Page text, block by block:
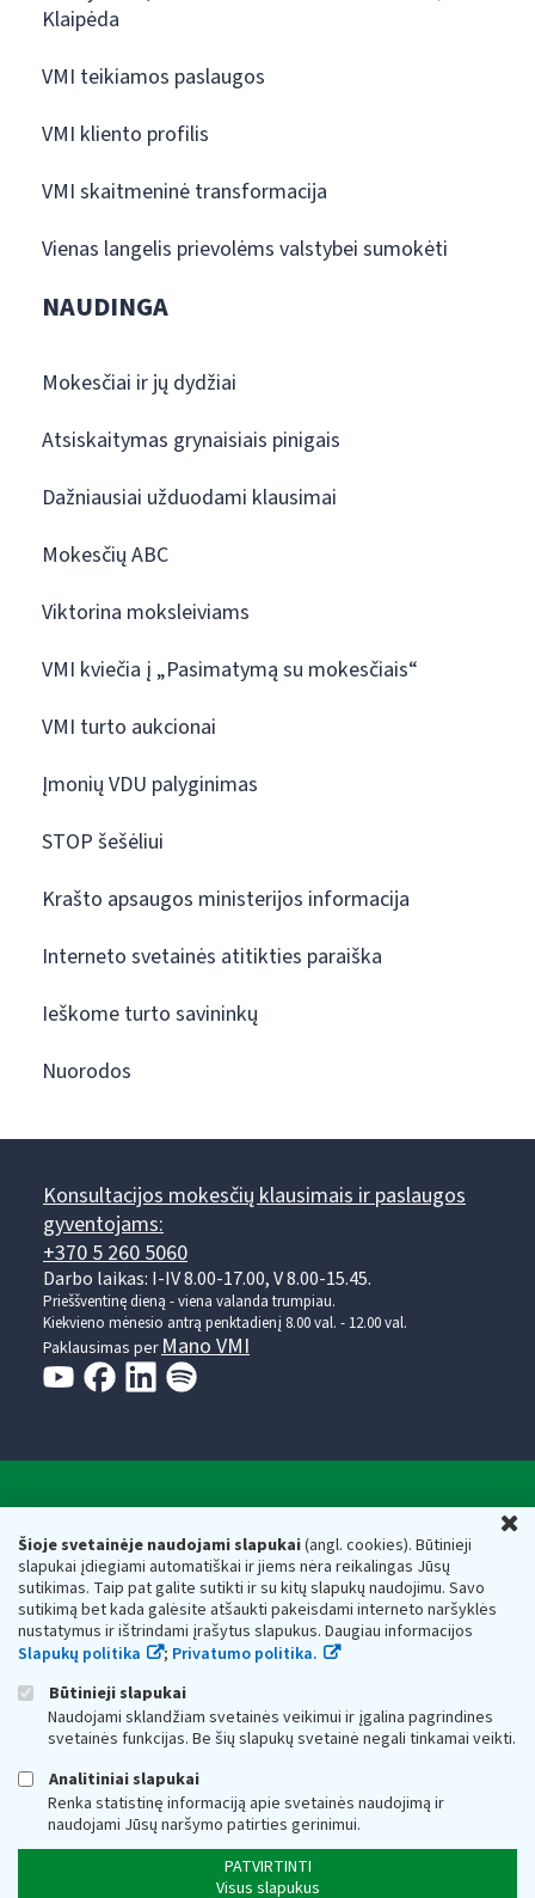
Šioje svetainėje naudojami slapukai(angl. cookies). Būtinieji
slapukai įdiegiami automatiškai ir jiems nėra reikalingas Jūsų
sutikimas. Taip pat galite sutikti ir su kitų slapukų naudojimu. Savo
sutikimą bet kada galėsite atšaukti pakeisdami interneto naršyklės
nustatymus ir ištrindami įrašytus slapukus. Daugiau informacijos
Slapukų politika
; Privatumo politika.
Būtinieji slapukai
Naudojami sklandžiam svetainės veikimui ir įgalina pagrindines
svetainės funkcijas. Be šių slapukų svetainė negali tinkamai veikti.
Analitiniai slapukai
Renka statistinę informaciją apie svetainės naudojimą ir
naudojami Jūsų naršymo patirties gerinimui.
PATVIRTINTI
Visus slapukus
Klaipėda
VMI teikiamos paslaugos
VMI kliento profilis
VMI skaitmeninė transformacija
Vienas langelis prievolėms valstybei sumokėti
NAUDINGA
Mokesčiai ir jų dydžiai
Atsiskaitymas grynaisiais pinigais
Dažniausiai užduodami klausimai
Mokesčių ABC
Viktorina moksleiviams
VMI kviečia į „Pasimatymą su mokesčiais“
VMI turto aukcionai
Įmonių VDU palyginimas
STOP šešėliui
Krašto apsaugos ministerijos informacija
Interneto svetainės atitikties paraiška
Ieškome turto savininkų
Nuorodos
Konsultacijos mokesčių klausimais ir paslaugos
gyventojams:
+370 5 260 5060
Darbo laikas: I-IV 8.00-17.00, V 8.00-15.45.
Prieššventinę dieną - viena valanda trumpiau.
Kiekvieno mėnesio antrą penktadienį 8.00 val. - 12.00 val.
Paklausimas per Mano VMI
Respublikos finansų ministerijos
Biudžetinė įstaiga. Juridinio asmens kodas — 188659752,
adresas: Vasario 16-osios g. 14, 01107 Vilnius, Lietuva, el.paštas:
vmi@vmi.lt, E. pristatymo dėžutės adresas 188659752
Duomenys apie Valstybinę mokesčių inspekciją prie Lietuvos
Respublikos finansų ministerijos kaupiami ir saugomi Juridinių